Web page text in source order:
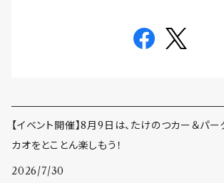
【イベント開催】8月9日は、たけのつカー＆パー
カオをとことん楽しもう！
2026/7/30